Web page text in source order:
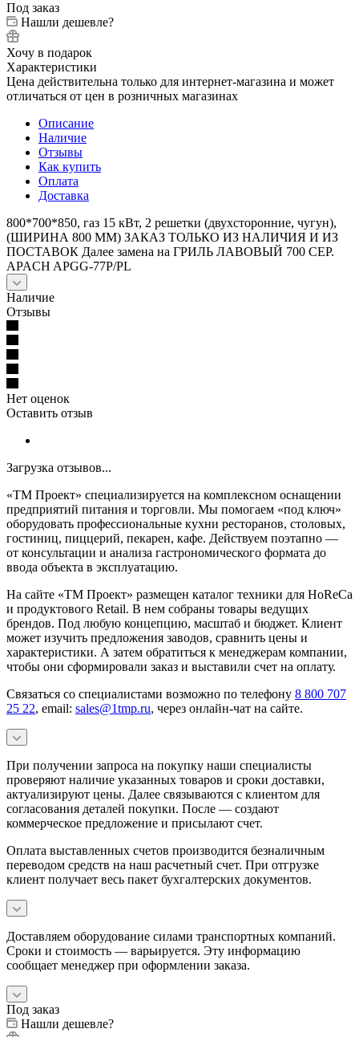
Под заказ
Нашли дешевле?
Хочу в подарок
Характеристики
Цена действительна только для интернет-магазина и может
отличаться от цен в розничных магазинах
Описание
Наличие
Отзывы
Как купить
Оплата
Доставка
800*700*850, газ 15 кВт, 2 решетки (двухсторонние, чугун),
(ШИРИНА 800 ММ) ЗАКАЗ ТОЛЬКО ИЗ НАЛИЧИЯ И ИЗ
ПОСТАВОК Далее замена на ГРИЛЬ ЛАВОВЫЙ 700 СЕР.
APACH APGG-77P/PL
Наличие
Отзывы
Нет оценок
Оставить отзыв
Загрузка отзывов...
«ТМ Проект» специализируется на комплексном оснащении
предприятий питания и торговли. Мы помогаем «под ключ»
оборудовать профессиональные кухни ресторанов, столовых,
гостиниц, пиццерий, пекарен, кафе. Действуем поэтапно —
от консультации и анализа гастрономического формата до
ввода объекта в эксплуатацию.
На сайте «ТМ Проект» размещен каталог техники для HoReCa
и продуктового Retail. В нем собраны товары ведущих
брендов. Под любую концепцию, масштаб и бюджет. Клиент
может изучить предложения заводов, сравнить цены и
характеристики. А затем обратиться к менеджерам компании,
чтобы они сформировали заказ и выставили счет на оплату.
Связаться со специалистами возможно по телефону 8 800 707
25 22, email: sales@1tmp.ru, через онлайн-чат на сайте.
При получении запроса на покупку наши специалисты
проверяют наличие указанных товаров и сроки доставки,
актуализируют цены. Далее связываются с клиентом для
согласования деталей покупки. После — создают
коммерческое предложение и присылают счет.
Оплата выставленных счетов производится безналичным
переводом средств на наш расчетный счет. При отгрузке
клиент получает весь пакет бухгалтерских документов.
Доставляем оборудование силами транспортных компаний.
Сроки и стоимость — варьируется. Эту информацию
сообщает менеджер при оформлении заказа.
Под заказ
Нашли дешевле?